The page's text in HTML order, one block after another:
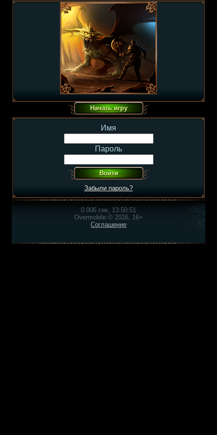
Имя
Пароль
Забыли пароль?
0.006 сек, 13:50:51
Overmobile © 2026, 16+
Соглашение